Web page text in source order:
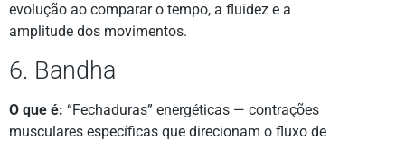
evolução ao comparar o tempo, a fluidez e a
amplitude dos movimentos.
6. Bandha
O que é: “Fechaduras” energéticas — contrações
musculares específicas que direcionam o fluxo de